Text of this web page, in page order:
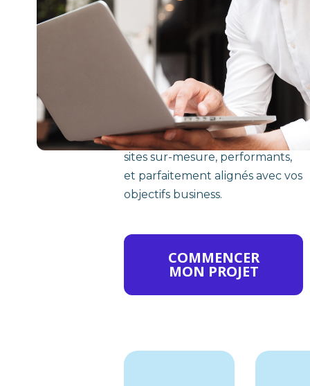
sacrifier les performances
techniques. Plus besoin de
choisir entre esthétique et
efficacité. Mais comme tout
outil puissant, son vrai potentiel
repose sur l'expertise de ceux
qui le maîtrisent. Notre agence
Webflow à Cergy conçoit des
sites sur-mesure, performants,
et parfaitement alignés avec vos
objectifs business.
COMMENCER
MON PROJET